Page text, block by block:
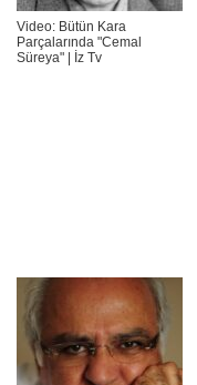
Video: Bütün Kara
Parçalarında "Cemal
Süreya" | İz Tv